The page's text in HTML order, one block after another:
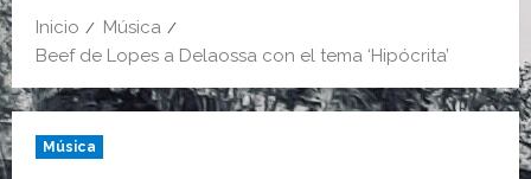
Inicio
Música
Beef de Lopes a Delaossa con el tema ‘Hipócrita’
Música